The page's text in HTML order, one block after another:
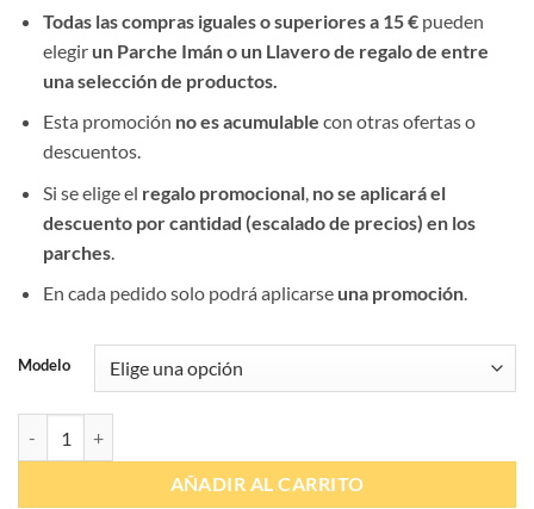
Todas las compras iguales o superiores a 15 €pueden
elegir un Parche Imán o un Llavero de regalo de entre
una selección de productos.
Esta promoción no es acumulable con otras ofertas o
descuentos.
Si se elige el regalo promocional, no se aplicará el
descuento por cantidad (escalado de precios) en los
parches.
En cada pedido solo podrá aplicarse una promoción.
Modelo
AÑADIR AL CARRITO